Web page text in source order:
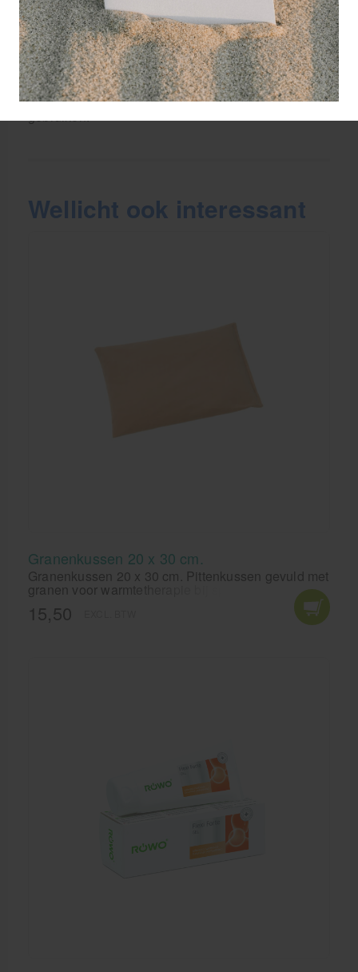
Inhoud: Rogge, graan
Waarschuwing: wanneer u last heeft van hart- en
vaatziekten is het raadzaam informatie in te winnen
bij arts of apotheker alvoren het kussen te
gebruiken.
Wellicht ook interessant
Granenkussen 20 x 30 cm.
Granenkussen 20 x 30 cm. Pittenkussen gevuld met
granen voor warmtetherapie bij spierpijn en
gewrichtspijn.
15,50